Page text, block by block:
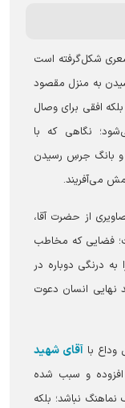
شکل‌گرفته است
به منزل مقصود
افقی برای وصال
نگاهی که با
و بانگ جرسِ رسیدن
می‌آفریند.
از حضرت آقا،
فضایی که مخاطب
به درنگی دوباره در
نهایی انسان دعوت
با آقای شهید
افزوده و سبب شده
نباشد؛ بلکه